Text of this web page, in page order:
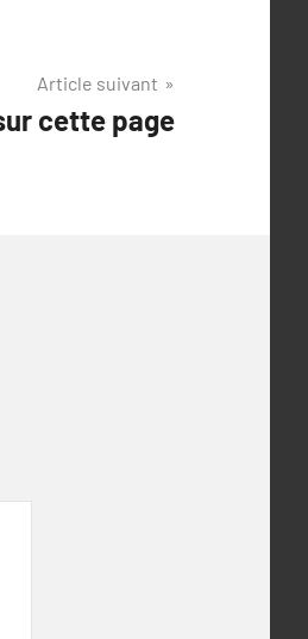
Article suivant
cette page